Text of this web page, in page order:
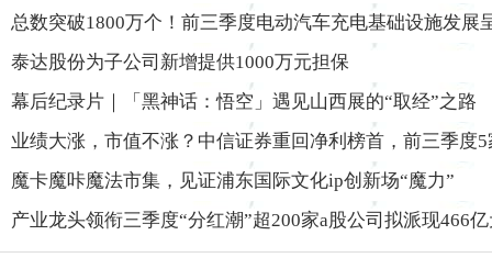
总数突破1800万个！前三季度电动汽车充电基础设施发展
泰达股份为子公司新增提供1000万元担保
幕后纪录片｜「黑神话：悟空」遇见山西展的“取经”之路
业绩大涨，市值不涨？中信证券重回净利榜首，前三季度
魔卡魔咔魔法市集，见证浦东国际文化ip创新场“魔力”
产业龙头领衔三季度“分红潮”超200家a股公司拟派现466